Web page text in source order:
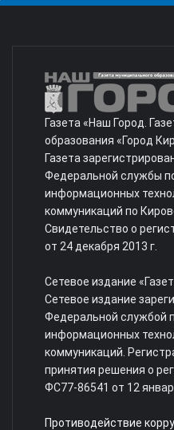
Газета «Наш Город.
образования «Город
Газета
Федеральной службы
информационных
коммуникаций по
Свидетельство о
от 24 декабря 2013 г.
Сетевое издание
Сетевое издание
Федеральной службой
информационных
коммуникаций.
принятия решения о
ФС77-86541 от 12
Противодействие